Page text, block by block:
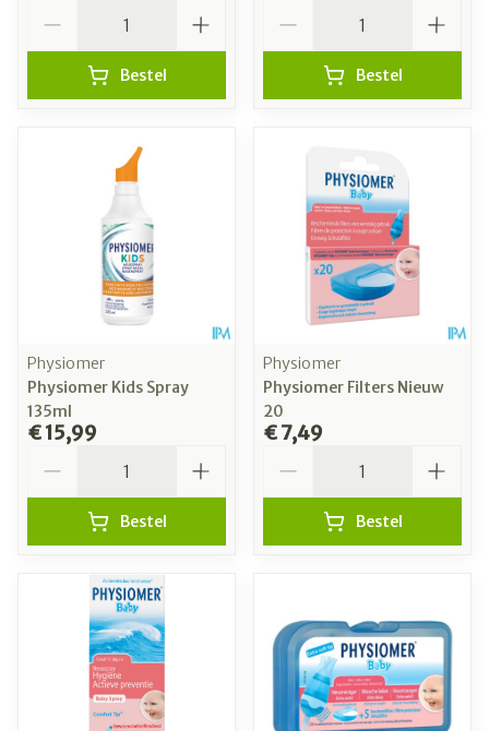
Bestel Bestel
Physiomer
Physiomer Kids Spray
135ml
€ 15,99
Bestel
Physiomer
Physiomer Filters Nieuw
20
€ 7,49
Bestel